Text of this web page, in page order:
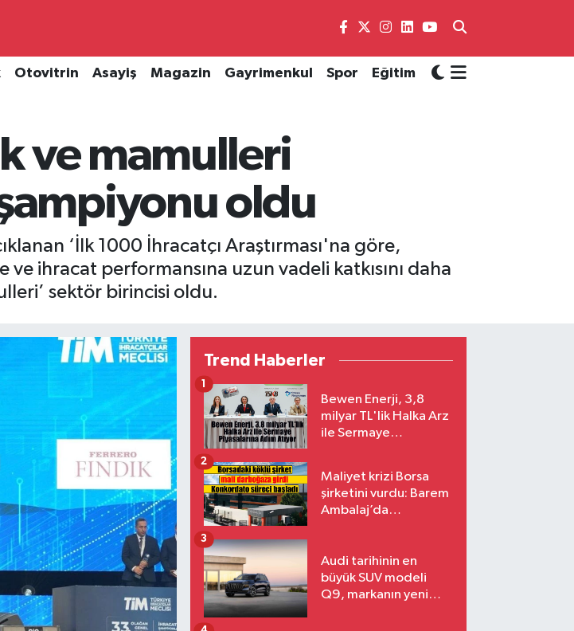
Otovitrin Asayiş Magazin Gayrimenkul Spor Eğitim
ve mamulleri
oldu
‘İlk 1000 İhracatçı Araştırması'na göre,
ve ihracat performansına uzun vadeli katkısını daha
sektör birincisi oldu.
Trend Haberler
Bewen Enerji, 3,8
milyar TL'lik Halka Arz
ile Sermaye
1
Maliyet krizi Borsa
şirketini vurdu: Barem
Ambalaj’da
2
Audi tarihinin en
büyük SUV modeli
Q9, markanın yeni
3